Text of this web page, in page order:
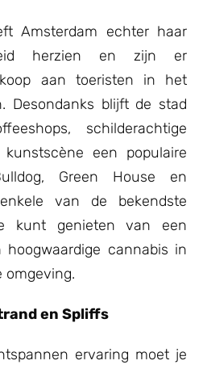
Amsterdam echter haar
herzien en zijn er
aan toeristen in het
Desondanks blijft de stad
schilderachtige
een populaire
Green House en
van de bekendste
kunt genieten van een
cannabis in
omgeving.
en Spliffs
ervaring moet je